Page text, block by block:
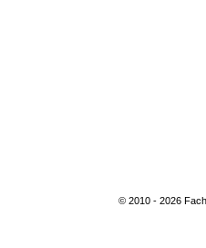
© 2010 - 2026